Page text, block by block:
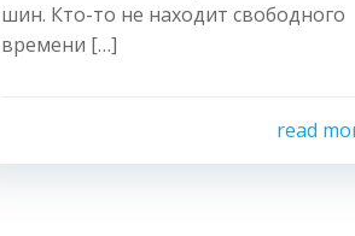
шин. Кто-то не находит свободного
времени […]
read